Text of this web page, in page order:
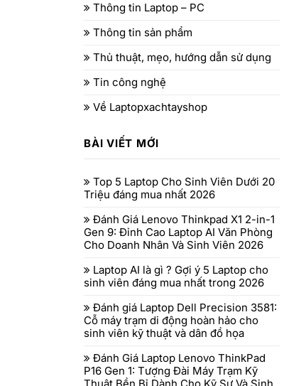
Thông tin Laptop – PC
Thông tin sản phẩm
Thủ thuật, mẹo, hướng dẫn sử dụng
Tin công nghệ
Về Laptopxachtayshop
BÀI VIẾT MỚI
Top 5 Laptop Cho Sinh Viên Dưới 20
Triệu đáng mua nhất 2026
Đánh Giá Lenovo Thinkpad X1 2-in-1
Gen 9: Đỉnh Cao Laptop AI Văn Phòng
Cho Doanh Nhân Và Sinh Viên 2026
Laptop AI là gì ? Gợi ý 5 Laptop cho
sinh viên đáng mua nhất trong 2026
Đánh giá Laptop Dell Precision 3581:
Cỗ máy trạm di động hoàn hảo cho
sinh viên kỹ thuật và dân đồ họa
Đánh Giá Laptop Lenovo ThinkPad
P16 Gen 1: Tượng Đài Máy Trạm Kỹ